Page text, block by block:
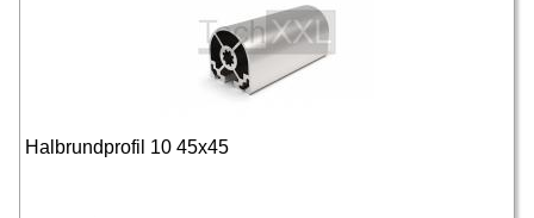
Halbrundprofil 10 45x45